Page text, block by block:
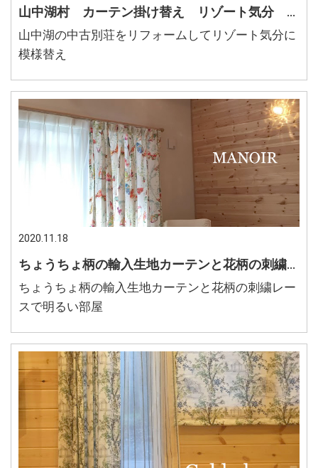
山中湖村 カーテン掛け替え リゾート気分 中古別荘リフォーム
山中湖の中古別荘をリフォームしてリゾート気分に
模様替え
2020.11.18
ちょうちょ柄の輸入生地カーテンと花柄の刺繍レースで明るい部屋
ちょうちょ柄の輸入生地カーテンと花柄の刺繍レー
スで明るい部屋